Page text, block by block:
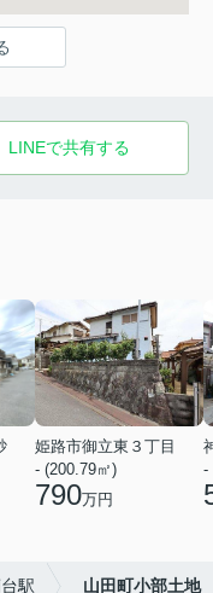
LINEで共有する
姫路市御立東３丁目
- (200.79㎡)
790万円
-
駅 山田町小部土地